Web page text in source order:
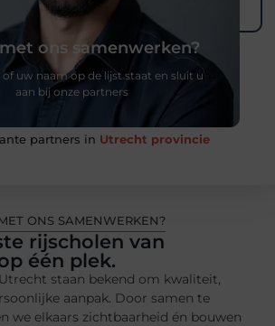
ons samenwerken?
uw naam op de lijst staat en sluit u
aan bij onze partners
uit van een netwerk met impact
zijn actief betrokken en leveren
onderdeel van dit netwerk en til uw
naar een hoger niveau.
partners in Utrecht provincie
ONS SAMENWERKEN?
rijscholen van
één plek.
staan bekend om kwaliteit,
aanpak. Door samen te
we elkaars zichtbaarheid én bouwen